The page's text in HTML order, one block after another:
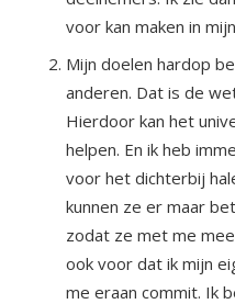
voor kan maken in
Mijn doelen hardop
anderen. Dat is de
Hierdoor kan het
helpen. En ik heb
voor het dichterbij
kunnen ze er maar
zodat ze met me
ook voor dat ik mijn
me eraan commit. Ik